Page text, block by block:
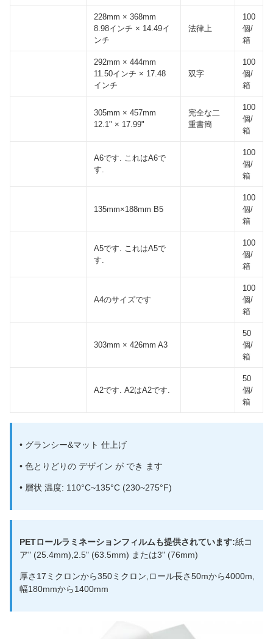
228mm × 368mm
8.98インチ × 14.49イ
ンチ
法律上
100
個/
箱
292mm × 444mm
11.50インチ × 17.48
インチ
双字
100
個/
箱
305mm × 457mm
12.1" × 17.99"
完全な二
重書簡
100
個/
箱
A6です. これはA6で
す.
100
個/
箱
135mm×188mm B5
100
個/
箱
A5です. これはA5で
す.
100
個/
箱
A4のサイズです
100
個/
箱
303mm × 426mm A3
50
個/
箱
A2です. A2はA2です.
50
個/
箱
• グランシー&マット 仕上げ
• 色とりどりの デザイン が でき ます
• 層状 温度: 110°C~135°C (230~275°F)
PETロールラミネーションフィルムも提供されています:紙コ
ア" (25.4mm),2.5" (63.5mm) または3" (76mm)
厚さ17ミクロンから350ミクロン,ロール長さ50mから4000m,
幅180mmから1400mm